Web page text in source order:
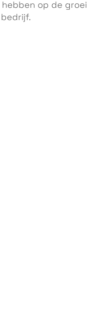
hebben op de groei